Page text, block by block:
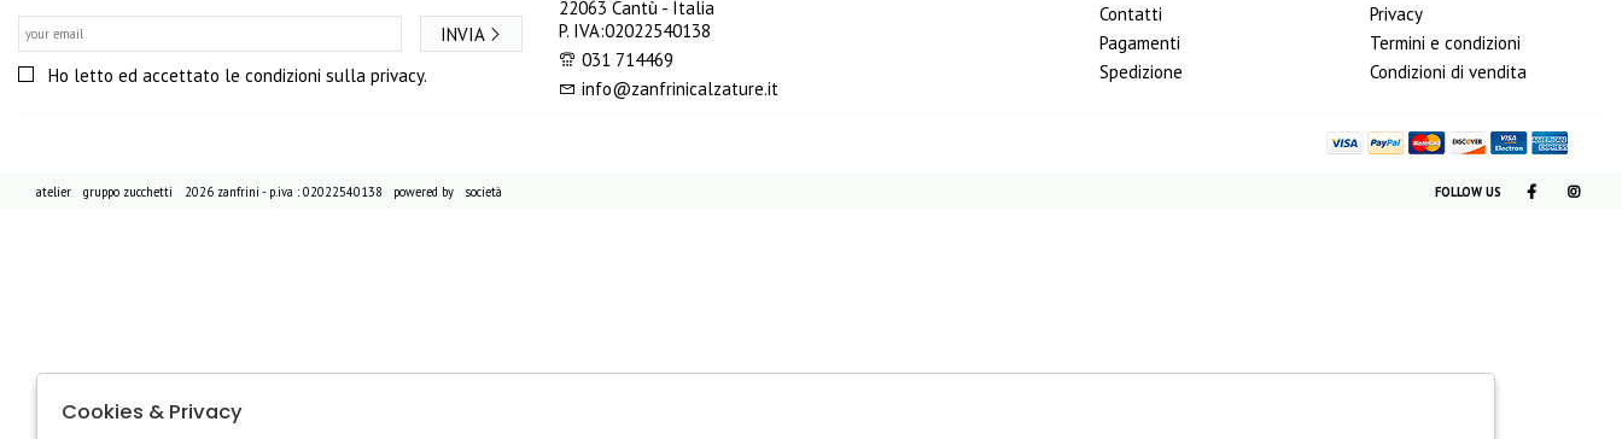
Ho letto ed accettato le condizioni sulla privacy.
INVIA
22063 Cantù - Italia
P. IVA:02022540138
031 714469
info@zanfrinicalzature.it
Contatti
Pagamenti
Spedizione
Privacy
Termini e condizioni
Condizioni di vendita
2026 zanfrini - p.iva : 02022540138 powered by
atelier società
gruppo zucchetti FOLLOW US
Cookies & Privacy